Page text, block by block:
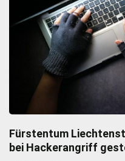
Fürstentum
bei Hackerangriff